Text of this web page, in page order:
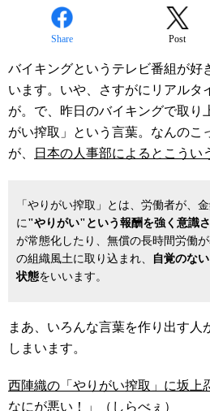
Share Post
バイキングというテレビ番組が好
います。いや、さすがにリアルタ
が。で、昨日のバイキングで取り
がい搾取」という言葉。なんのこ
が、
日本の人事部によるとこうい
「やりがい搾取」とは、労働者が、
に"やりがい"という報酬を強く意識
が常態化したり、無償の長時間労働
の組織風土に取り込まれ、
自覚のな
状態をいいます。
まあ、いろんな言葉を作り出す人
しまいます。
西陣織の「やりがい搾取」に坂
なにが悪い！」（しらべぇ）